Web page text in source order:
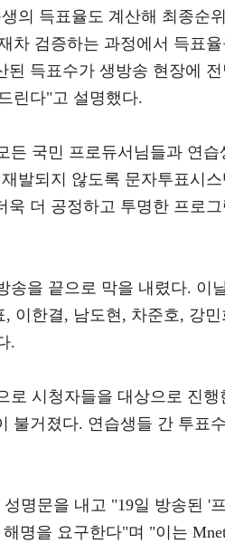
의 득표율도 계산해 최종순
차 검증하는 과정에서 득표
득표수가 생방송 현장에
린다"고 설명했다.
국민 프로듀서님들과 연습
발되지 않도록 문자투표시
더 공정하고 투명한 프로
송을 끝으로 막을 내렸다. 이
이한결, 남도현, 차준호, 강
.
로 시청자들을 대상으로 진
불거졌다. 연습생들 간 투표
명문을 내고 "19일 방송된 '
명을 요구한다"며 "이는